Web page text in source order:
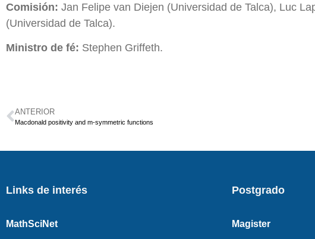
Comisión: Jan Felipe van Diejen (Universidad de Talca), Luc
(Universidad de Talca).
Ministro de fé: Stephen Griffeth.
ANTERIOR
Macdonald positivity and m-symmetric functions
Links de interés
MathSciNet
Postgrado
Magister